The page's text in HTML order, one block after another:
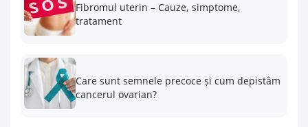
Fibromul uterin – Cauze, simptome,
tratament
Care sunt semnele precoce și cum depistăm
cancerul ovarian?